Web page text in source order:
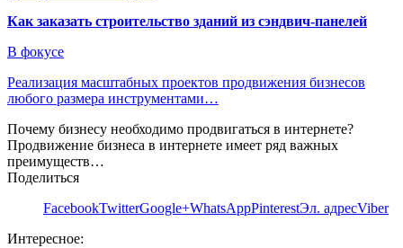
Как заказать строительство зданий из сэндвич-панелей
В фокусе
Реализация масштабных проектов продвижения бизнесов
любого размера инструментами…
Почему бизнесу необходимо продвигаться в интернете?
Продвижение бизнеса в интернете имеет ряд важных
преимуществ…
Поделиться
FacebookTwitterGoogle+WhatsAppPinterestЭл. адресViber
Интересное: